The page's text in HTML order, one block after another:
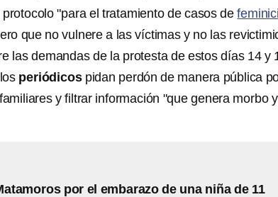
"para el tratamiento de casos de
que no vulnere a las víctimas y no las
las demandas de la protesta de estos días 14 y
periódicospidan perdón de manera pública
y filtrar información "que genera morbo y
por el embarazo de una niña de 11